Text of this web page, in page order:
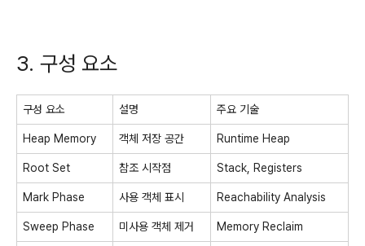
3. 구성 요소
구성 요소 설명 주요 기술
Heap Memory 객체 저장 공간 Runtime Heap
Root Set 참조 시작점 Stack, Registers
Mark Phase 사용 객체 표시 Reachability Analysis
Sweep Phase 미사용 객체 제거 Memory Reclaim